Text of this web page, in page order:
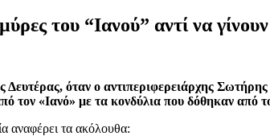
του “Ιανού” αντί να
όταν ο αντιπεριφερειάρχης
τον «Ιανό» με τα κονδύλια που δόθηκαν
αναφέρει τα ακόλουθα: